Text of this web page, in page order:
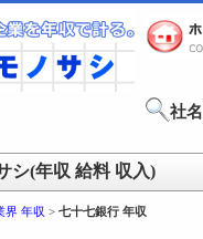
社名
シ(年収 給料 収入)
界 年収 > 七十七銀行 年収